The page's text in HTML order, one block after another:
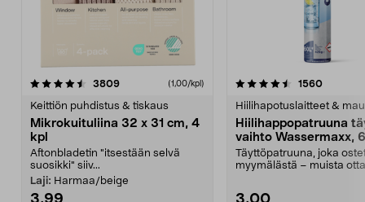
3809arvostelut (1,00/kpl)
Keittiön puhdistus & tiskaus
Mikrokuituliina 32 x 31 cm, 4
kpl
Aftonbladetin "itsestään selvä
suosikki" siiv...
Laji: Harmaa/beige
4.5viidestä
1560
Hiilihapotuslaitteet &
Hiilihappopatruuna
vaihto Wassermaxx,
Täyttöpatruuna, joka
myymälästä – muista
4.5viidestä